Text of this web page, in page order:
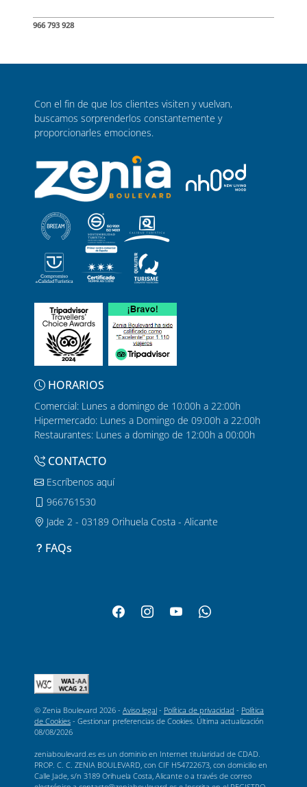
966 793 928
Con el fin de que los clientes visiten y vuelvan,
buscamos sorprenderlos constantemente y
proporcionarles emociones.
HORARIOS
Comercial: Lunes a domingo de 10:00h a 22:00h
Hipermercado: Lunes a Domingo de 09:00h a 22:00h
Restaurantes: Lunes a domingo de 12:00h a 00:00h
CONTACTO
Escríbenos aquí
966761530
Jade 2 - 03189 Orihuela Costa - Alicante
FAQs
© Zenia Boulevard 2026 - Aviso legal - Política de privacidad - Política
de Cookies - Gestionar preferencias de Cookies . Última actualización
08/08/2026
zeniaboulevard.es es un dominio en Internet titularidad de CDAD.
PROP. C. C. ZENIA BOULEVARD, con CIF H54722673, con domicilio en
Calle Jade, s/n 3189 Orihuela Costa, Alicante o a través de correo